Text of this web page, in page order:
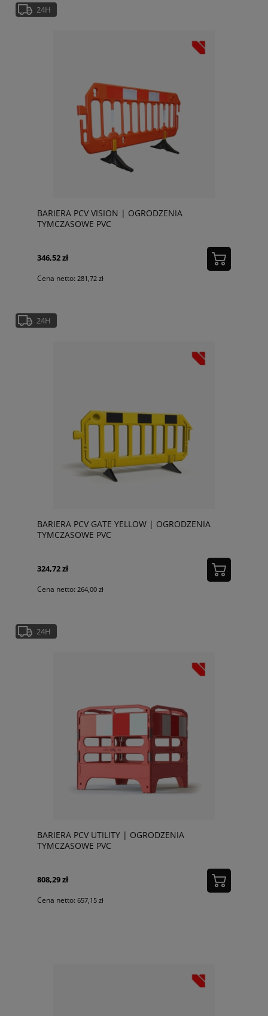
BARIERA PCV VISION | OGRODZENIA
TYMCZASOWE PVC
346,52 zł
Cena netto: 281,72 zł
24H
BARIERA PCV GATE YELLOW | OGRODZENIA
TYMCZASOWE PVC
324,72 zł
Cena netto: 264,00 zł
24H
BARIERA PCV UTILITY | OGRODZENIA
TYMCZASOWE PVC
808,29 zł
Cena netto: 657,15 zł
24H